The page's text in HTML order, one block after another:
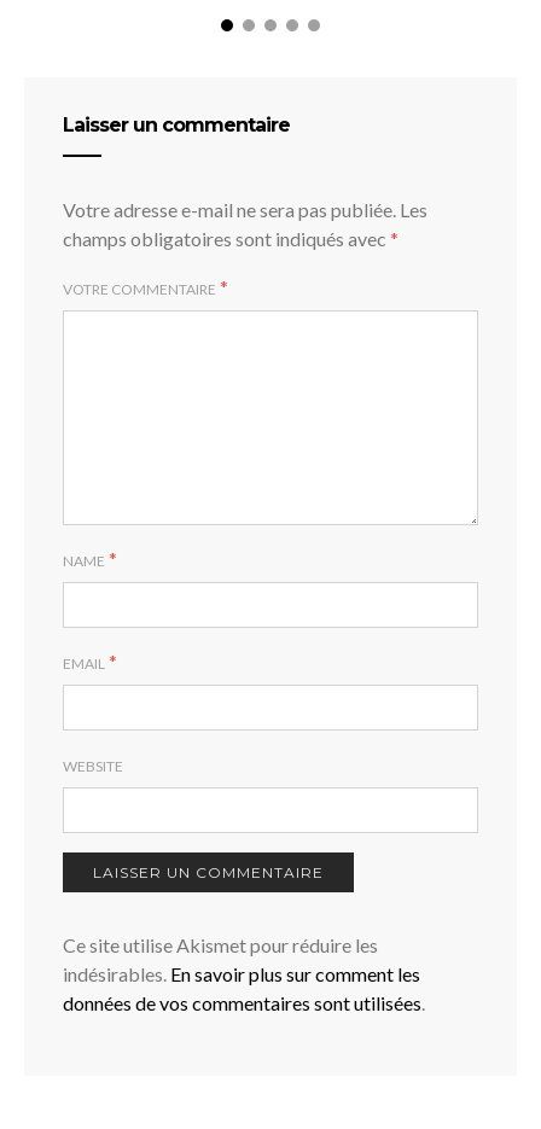
Laisser un commentaire
Votre adresse e-mail ne sera pas publiée. Les
champs obligatoires sont indiqués avec *
VOTRE COMMENTAIRE *
NAME *
EMAIL *
WEBSITE
Ce site utilise Akismet pour réduire les
indésirables. En savoir plus sur comment les
données de vos commentaires sont utilisées.